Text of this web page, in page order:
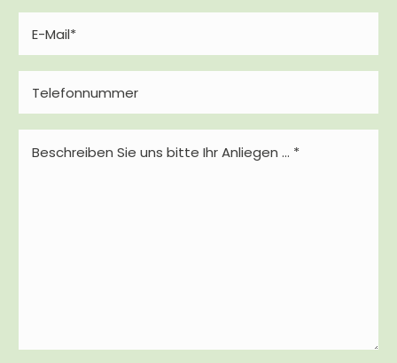
E-
Mail
(erforderlich)
Telefon
Nachricht